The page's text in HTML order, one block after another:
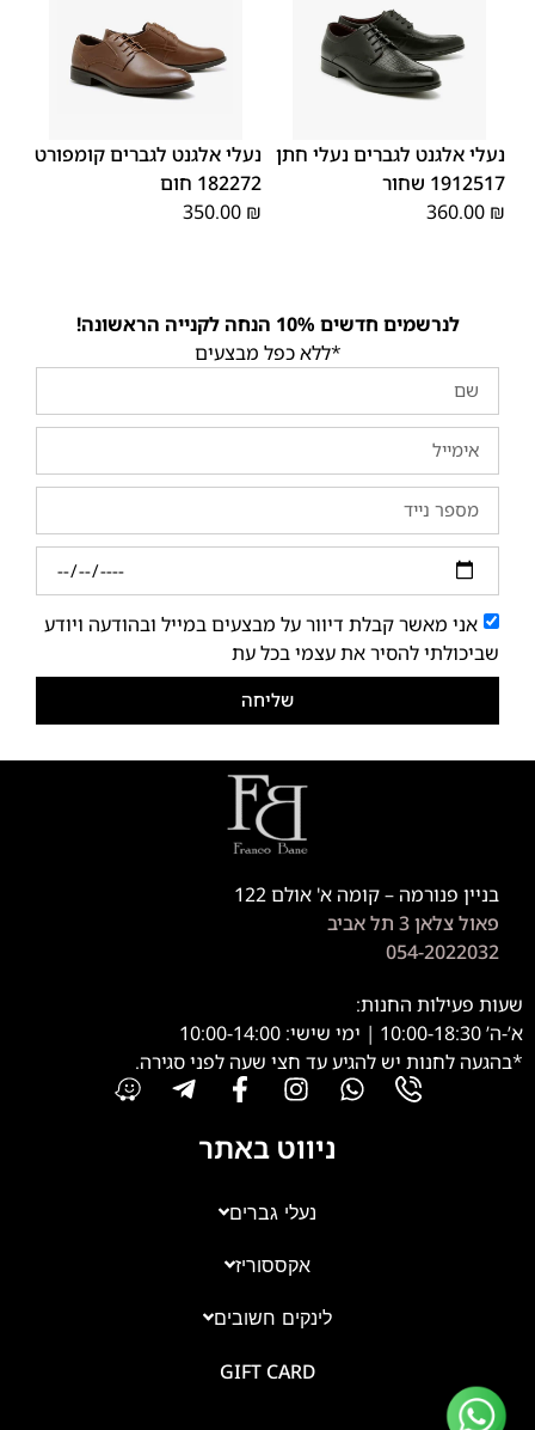
נעלי אלגנט לגברים נעלי חתן
1912517 שחור
360.00 ₪
נעלי אלגנט לגברים קומפורט
182272 חום
350.00 ₪
לנרשמים חדשים 10% הנחה לקנייה הראשונה!
*ללא כפל מבצעים
אני מאשר קבלת דיוור על מבצעים במייל ובהודעה ויודע
שביכולתי להסיר את עצמי בכל עת
שליחה
בניין פנורמה – קומה א' אולם 122
פאול צלאן 3 תל אביב
054-2022032
שעות פעילות החנות:
א’-ה’ 10:00-18:30 | ימי שישי: 10:00-14:00
*בהגעה לחנות יש להגיע עד חצי שעה לפני סגירה.
ניווט באתר
נעלי גברים
אקססוריז
לינקים חשובים
GIFT CARD